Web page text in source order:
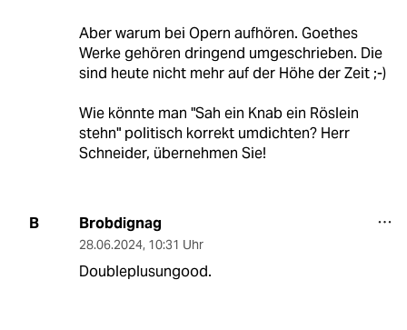
Aber warum bei Opern aufhören. Goethes
Werke gehören dringend umgeschrieben. Die
sind heute nicht mehr auf der Höhe der Zeit ;-)
Wie könnte man "Sah ein Knab ein Röslein
stehn" politisch korrekt umdichten? Herr
Schneider, übernehmen Sie!
B Brobdignag
28.06.2024, 10:31 Uhr
Doubleplusungood.